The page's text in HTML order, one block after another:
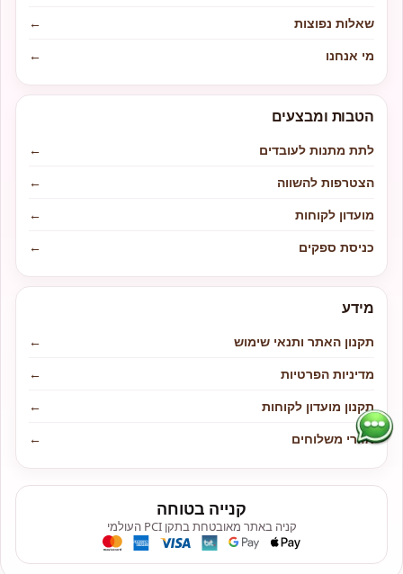
שאלות נפוצות
←
מי אנחנו
←
הטבות ומבצעים
לתת מתנות לעובדים
←
הצטרפות להשווה
←
מועדון לקוחות
←
כניסת ספקים
←
מידע
תקנון האתר ותנאי שימוש
←
מדיניות הפרטיות
←
תקנון מועדון לקוחות
←
אזורי משלוחים
←
קנייה בטוחה
קניה באתר מאובטחת בתקן PCI העולמי